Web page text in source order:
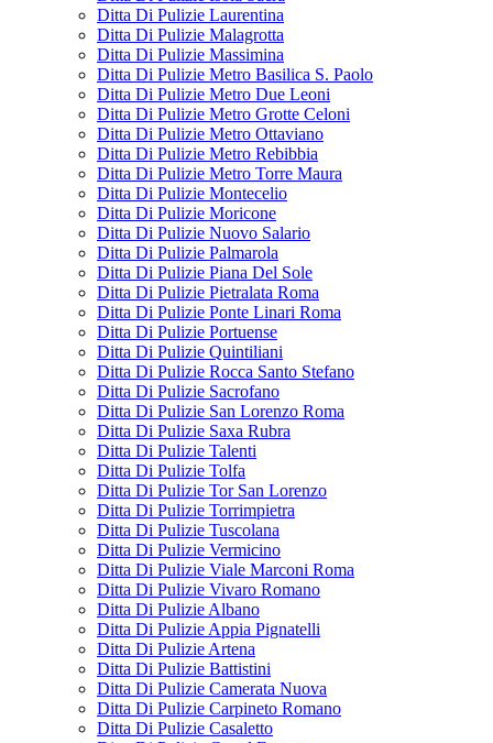
Ditta Di Pulizie Laurentina
Ditta Di Pulizie Malagrotta
Ditta Di Pulizie Massimina
Ditta Di Pulizie Metro Basilica S. Paolo
Ditta Di Pulizie Metro Due Leoni
Ditta Di Pulizie Metro Grotte Celoni
Ditta Di Pulizie Metro Ottaviano
Ditta Di Pulizie Metro Rebibbia
Ditta Di Pulizie Metro Torre Maura
Ditta Di Pulizie Montecelio
Ditta Di Pulizie Moricone
Ditta Di Pulizie Nuovo Salario
Ditta Di Pulizie Palmarola
Ditta Di Pulizie Piana Del Sole
Ditta Di Pulizie Pietralata Roma
Ditta Di Pulizie Ponte Linari Roma
Ditta Di Pulizie Portuense
Ditta Di Pulizie Quintiliani
Ditta Di Pulizie Rocca Santo Stefano
Ditta Di Pulizie Sacrofano
Ditta Di Pulizie San Lorenzo Roma
Ditta Di Pulizie Saxa Rubra
Ditta Di Pulizie Talenti
Ditta Di Pulizie Tolfa
Ditta Di Pulizie Tor San Lorenzo
Ditta Di Pulizie Torrimpietra
Ditta Di Pulizie Tuscolana
Ditta Di Pulizie Vermicino
Ditta Di Pulizie Viale Marconi Roma
Ditta Di Pulizie Vivaro Romano
Ditta Di Pulizie Albano
Ditta Di Pulizie Appia Pignatelli
Ditta Di Pulizie Artena
Ditta Di Pulizie Battistini
Ditta Di Pulizie Camerata Nuova
Ditta Di Pulizie Carpineto Romano
Ditta Di Pulizie Casaletto